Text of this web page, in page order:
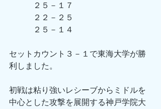
２５－１７
２２－２５
２５－１４
セットカウント３－１で東海大学が勝
利しました。
初戦は粘り強いレシーブからミドルを
中心とした攻撃を展開する神戸学院大